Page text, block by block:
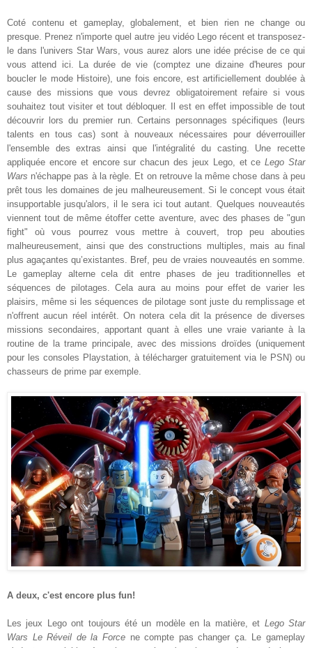
Coté contenu et gameplay, g lobalement, et bien rien ne change ou
presque. Prenez n'importe quel autre jeu vidéo Lego récent et transposez-
le dans l'univers Star Wars, vous aurez alors une idée précise de ce qui
vous attend ici.
La durée de vie (comptez une dizaine d'heures pour
boucler le mode Histoire), une fois encore, est artificiellement doublée à
cause des missions que vous devrez obligatoirement refaire si vous
souhaitez tout visiter et tout débloquer. Il est en effet impossible de tout
découvrir lors du premier run. Certains personnages spécifiques (leurs
talents en tous cas) sont à nouveaux nécessaires pour déverrouiller
l'ensemble des extras ainsi que l'intégralité du casting. Une recette
appliquée encore et encore sur chacun des jeux Lego, et ceLego Star
Wars n'échappe pas à la règle. Et on retrouvela même chose dans à peu
prêt tous les domaines de jeu malheureusement. Si le concept vous était
insupportable jusqu'alors, il le sera ici tout autant. Quelques nouveautés
viennent tout de même étoffer cette aventure, avec des phases de "gun
fight" où vous pourrez vous mettre à couvert, trop peu abouties
malheureusement, ainsi que des constructions multiples, mais au final
plusagaçantes qu’existantes. Bref, peu de vraies nouveautés en somme.
Le gameplay alterne cela dit entre phases de jeu traditionnelles et
séquences de pilotages. Cela aura au moins pour effet de varier les
plaisirs, même si les séquences de pilotage sont juste duremplissage et
n'offrent aucun réel intérêt. On noteracela dit la présence de diverses
missions secondaires, apportant quant à elles une vraie variante à la
routine de la trame principale, avec des missions droïdes (uniquement
pour les consoles P aystation, à télécharger gratuitement via le PSN) ou
chasseurs de prime par exemple.
A deux, c'est encore plus fun!
Les jeux Lego ont toujours été un modèle en la matière,et Lego Star
Wars Le Réveil de la Forcene compte pas changer ça. Le gameplay